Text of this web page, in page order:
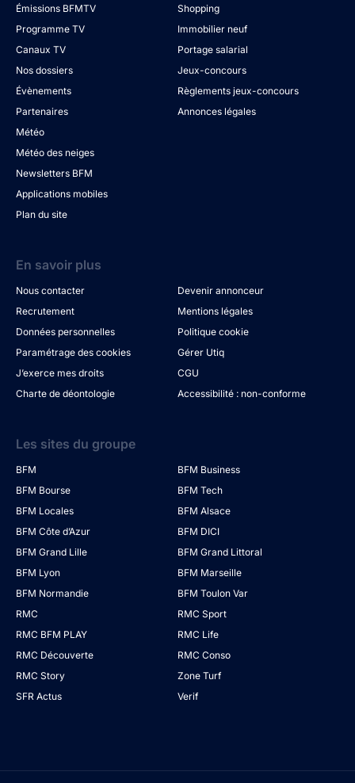
Émissions BFMTV
Programme TV
Canaux TV
Nos dossiers
Évènements
Partenaires
Météo
Météo des neiges
Newsletters BFM
Applications mobiles
Plan du site
Shopping
Immobilier neuf
Portage salarial
Jeux-concours
Règlements jeux-concours
Annonces légales
En savoir plus
Nous contacter
Devenir annonceur
Recrutement
Mentions légales
Données personnelles
Politique cookie
Paramétrage des cookies
Gérer Utiq
J’exerce mes droits
CGU
Charte de déontologie
Accessibilité : non-conforme
Les sites du groupe
BFM
BFM Business
BFM Bourse
BFM Tech
BFM Locales
BFM Alsace
BFM Côte d’Azur
BFM DICI
BFM Grand Lille
BFM Grand Littoral
BFM Lyon
BFM Marseille
BFM Normandie
BFM Toulon Var
RMC
RMC Sport
RMC BFM PLAY
RMC Life
RMC Découverte
RMC Conso
RMC Story
Zone Turf
SFR Actus
Verif